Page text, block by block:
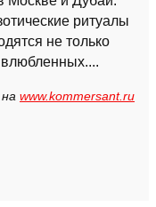
ритуалы
не только
www.kommersant.ru